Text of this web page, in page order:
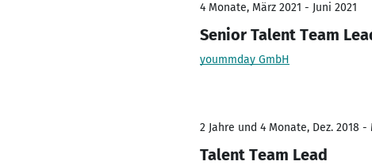
4 Monate, März 2021 - Juni 2021
Senior Talent Team
yoummday GmbH
2 Jahre und 4 Monate, Dez. 2018 -
Talent Team Lead